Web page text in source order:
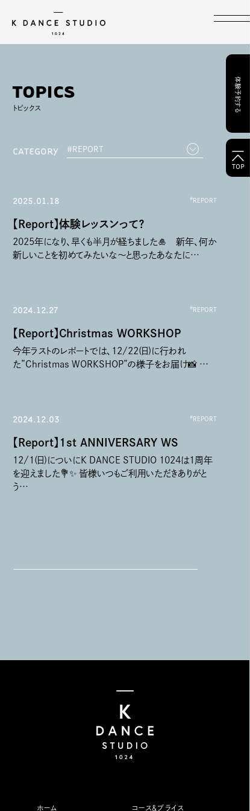
WHAT’S KDS
INSTRUCTORS
TRIAL LESSON
STUDIO INFORMATION
RENTAL STUDIO
CONTACT
特定商取引法に基づく表記
プライバシーポリシー
体験予約する
TOP
TOPICS
トピックス
CATEGORY
2025.01.18 #REPORT
【Report】体験レッスンって？
2025年になり、早くも半月が経ちました🎍 新年、何か
新しいことを初めてみたいな〜と思ったあなたに…
2024.12.27 #REPORT
【Report】Christmas WORKSHOP
今年ラストのレポートでは、12/22(日)に行われ
た”Christmas WORKSHOP”の様子をお届け📸 …
2024.12.03 #REPORT
【Report】1st ANNIVERSARY WS
12/1(日)についにK DANCE STUDIO 1024は1周年
を迎えました💐✨ 皆様いつもご利用いただきありがと
う…
ホーム コース&プライス